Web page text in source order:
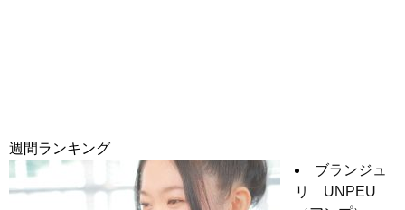
週間ランキング
ブランジュ
リ UNPEU